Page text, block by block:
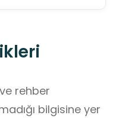
rehber
bilgisine yer